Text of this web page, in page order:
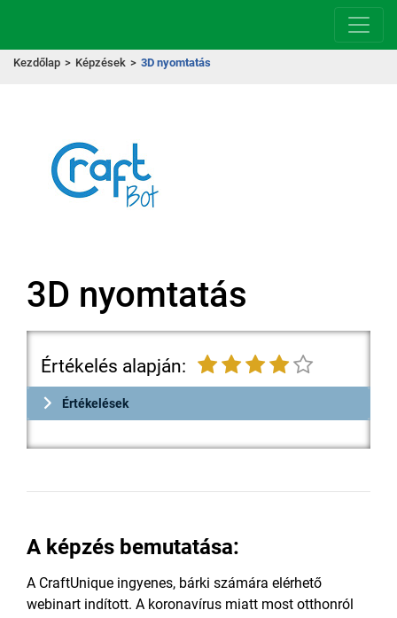
Kezdőlap > Képzések > 3D nyomtatás
3D nyomtatás
Értékelés alapján:
Értékelések
A képzés bemutatása:
A CraftUnique ingyenes, bárki számára elérhető
webinart indított. A koronavírus miatt most otthonról